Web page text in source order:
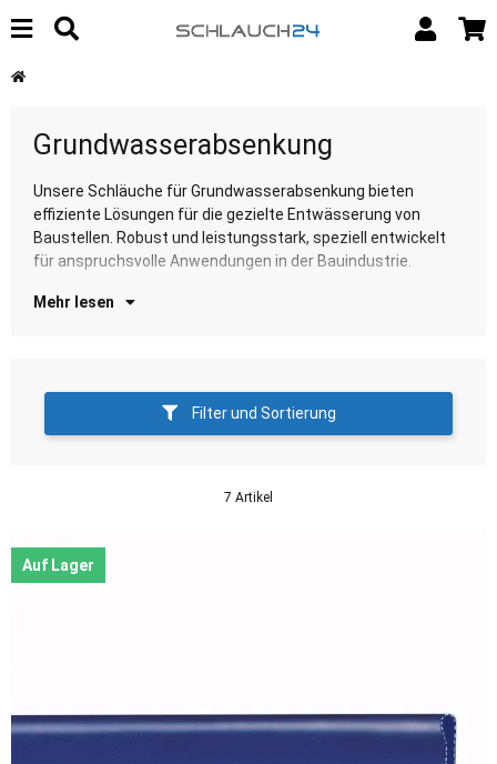
Grundwasserabsenkung
Unsere Schläuche für Grundwasserabsenkung bieten
effiziente Lösungen für die gezielte Entwässerung von
Baustellen. Robust und leistungsstark, speziell entwickelt
für anspruchsvolle Anwendungen in der Bauindustrie.
Entdecken Sie unsere Auswahl für zuverlässige
Mehr lesen
Filter und Sortierung
7 Artikel
Auf Lager